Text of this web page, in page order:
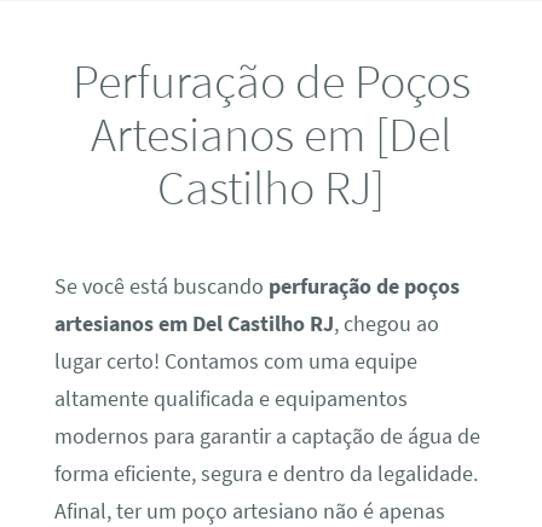
Perfuração de Poços
Artesianos em [Del
Castilho RJ]
Se você está buscando perfuração de poços
artesianos em Del Castilho RJ, chegou ao
lugar certo! Contamos com uma equipe
altamente qualificada e equipamentos
modernos para garantir a captação de água de
forma eficiente, segura e dentro da legalidade.
Afinal, ter um poço artesiano não é apenas